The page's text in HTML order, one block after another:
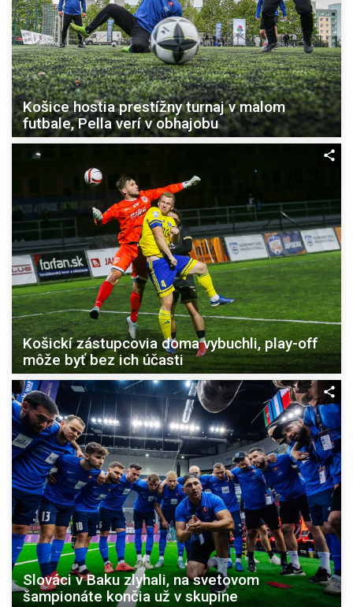
Košice hostia prestížny turnaj v malom
futbale, Pella verí v obhajobu
Košickí zástupcovia doma vybuchli, play-off
môže byť bez ich účasti
Slováci v Baku zlyhali, na svetovom
šampionáte končia už v skupine